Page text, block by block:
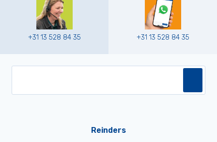
+31 13 528 84 35 +31 13 528 84 35
Reinders